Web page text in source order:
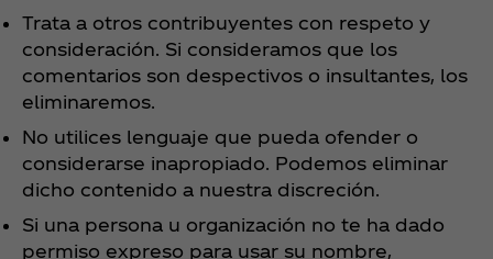
Trata a otros contribuyentes con respeto y
consideración. Si consideramos que los
comentarios son despectivos o insultantes, los
eliminaremos.
No utilices lenguaje que pueda ofender o
considerarse inapropiado. Podemos eliminar
dicho contenido a nuestra discreción.
Si una persona u organización no te ha dado
permiso expreso para usar su nombre,